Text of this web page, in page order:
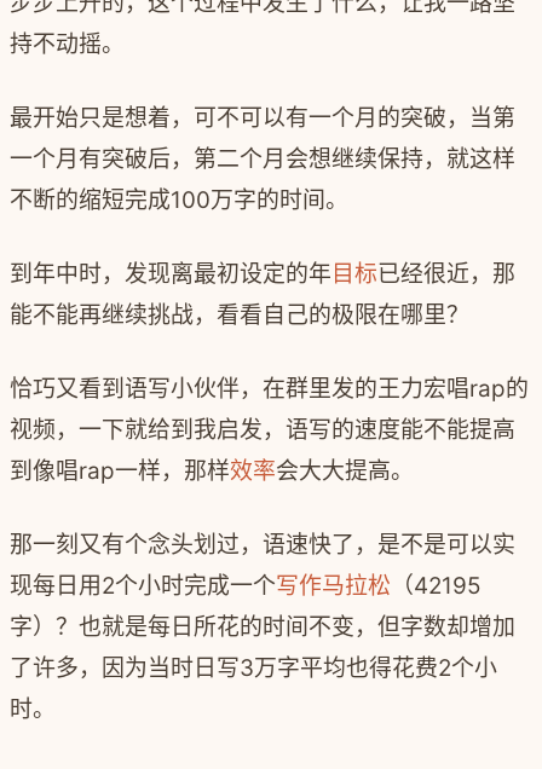
持不动摇。
最开始只是想着，可不可以有一个月的突破，当第
一个月有突破后，第二个月会想继续保持，就这样
不断的缩短完成100万字的时间。
到年中时，发现离最初设定的年 目标已经很近，那
能不能再继续挑战，看看自己的极限在哪里？
恰巧又看到语写小伙伴，在群里发的王力宏唱rap的
视频，一下就给到我启发，语写的速度能不能提高
到像唱rap一样，那样效率会大大提高。
那一刻又有个念头划过，语速快了，是不是可以实
现每日用2个小时完成一个写作马拉松 （42195
字）？也就是每日所花的时间不变，但字数却增加
了许多，因为当时日写3万字平均也得花费2个小
时。